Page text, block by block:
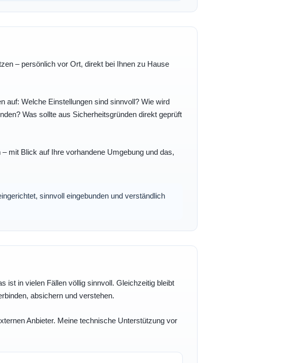
– persönlich vor Ort, direkt bei Ihnen zu Hause
auf: Welche Einstellungen sind sinnvoll? Wie wird
Was sollte aus Sicherheitsgründen direkt geprüft
mit Blick auf Ihre vorhandene Umgebung und das,
sinnvoll eingebunden und verständlich
ist in vielen Fällen völlig sinnvoll. Gleichzeitig bleibt
absichern und verstehen.
Anbieter. Meine technische Unterstützung vor